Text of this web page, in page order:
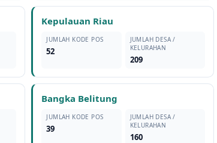
Kepulauan Riau
JUMLAH KODE POS
52
JUMLAH DESA /
KELURAHAN
209
Bangka Belitung
JUMLAH KODE POS
39
JUMLAH DESA /
KELURAHAN
160